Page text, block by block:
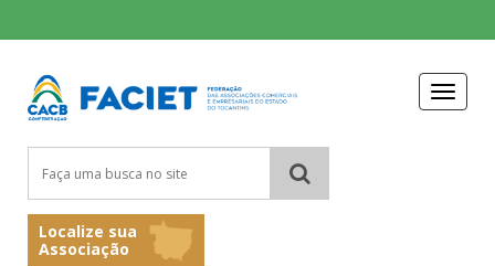
Toggle
Localize sua
Associação